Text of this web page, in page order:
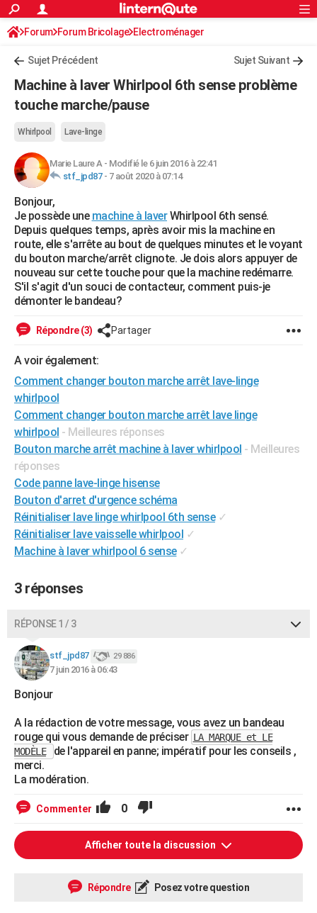
ACTUALITÉS
Politique
Société
Faits Divers
Education
Monde
Villes
+
Programme TV
TNTStreaming
Cinéma
Sorties cinéma
Musique
+FINANCE
Retraite
Impôts
Epargne
Immobilier
Risques naturels par ville
Banque
Assurance
Crédit
AUTO
Essais
Réserver un essai
Citadines
Berlines
SUV
Forum auto
HIGH-TECH
Mobiles
Meilleur smartphone
Internet
Ordinateurs
Jeux vidéo
Guide high-tech
BRICOLAGE
Forum
Aménagement intérieur
Extérieur
Cuisine
Salle de bains
Jardinage
Rangement
WEEK-END
Guides de France
Escapades
Patrimoine
Expositions
Musées
Week-end nature
+LIFESTYLE
Art de vivre
Bien-être
Loisirs
Mode
Modes de vie
SANTE
Alimentation
Guide de la santé
Maladies
Médicaments
Sommeil
VOYAGE
Destinations
City break
Voyage nature
Voyage de noces
Forum
Climat
PHOTO
GUIDES D'ACHAT
BONS PLANS
CARTE DE VOEUX
Carte de Noël
Carte Bonne année
Carte Saint-Valentin
Carte Pâques
Carte d'anniversaire
DICTIONNAIRE
Dictionnaire
Biographies
Citations
Expressions
Proverbes
PROGRAMME TV
COPAINS D'AVANT
S'inscrire
Se connecter
Lycées
Collèges
Primaires
Universités
Entreprises
Service militaire
Avis de recherche
AVIS DE DÉCÈS
Bricolage
Lifestyle
Culture
Sport
Auto
Television
Voyage
Cinema
S'inscrire
Connexion
Forum Forum Bricolage Electroménager
Sujet Précédent Sujet Suivant
Machine à laver Whirlpool 6th sense problème
touche marche/pause
Whirlpool Lave-linge
Marie Laure A- Modifié le 6 juin 2016 à 22:41
stf_jpd87- 7 août 2020 à 07:14
Bonjour,
Je possède une machine à laverWhirlpool 6th sensé.
Depuis quelques temps, après avoir mis la machine en
route, elle s'arrête au bout de quelques minutes et le voyant
du bouton marche/arrêt clignote. Je dois alors appuyer de
nouveau sur cette touche pour que la machine redémarre.
S'il s'agit d'un souci de contacteur, comment puis-je
démonter le bandeau?
Répondre (3) Partager
A voir également:
Comment changer bouton marche arrêt lave-linge
whirlpool
Comment changer bouton marche arrêt lave linge
whirlpool - Meilleures réponses
Bouton marche arrêt machine à laver whirlpool - Meilleures
réponses
Code panne lave-linge hisense
Bouton d'arret d'urgence schéma
Réinitialiser lave linge whirlpool 6th sense ✓
Réinitialiser lave vaisselle whirlpool ✓
Machine à laver whirlpool 6 sense ✓
3 réponses
RÉPONSE 1 / 3
stf_jpd87 29 886
7 juin 2016 à 06:43
Bonjour
A la rédaction de votre message, vous avez un bandeau
rouge qui vous demande de préciser LA MARQUE et LE
MODÈLE
de l'appareil en panne; impératif pour les conseils ,
merci.
La modération.
Commenter 0
Afficher toute la discussion
Répondre Posez votre question